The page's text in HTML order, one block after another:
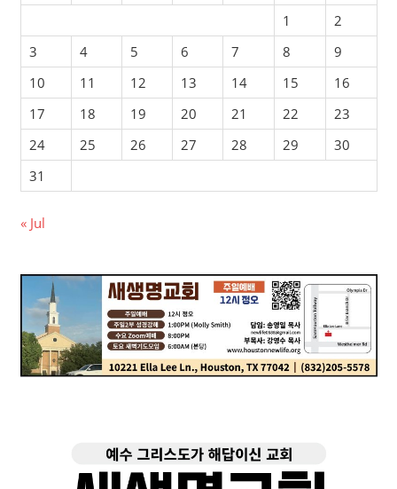
1
2
3
4 5 6 7 8
9
10
11 12 13 14 15
16
17
18 19 20 21 22
23
24
25 26 27 28 29
30
31
« Jul